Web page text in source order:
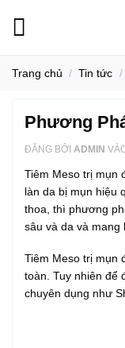
dungTrang chủ / Tin tức /
Phương
ĐĂNG BỞI ADMIN
Tiêm Meso trị mụn
làn da bị mụn hiệu
thoa, thì phương
sâu và da và mang
Tiêm Meso trị mụn
toàn. Tuy nhiên để
chuyên dụng như